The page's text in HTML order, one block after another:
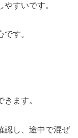
すいです。
す。
ます。
認し、途中で混ぜ